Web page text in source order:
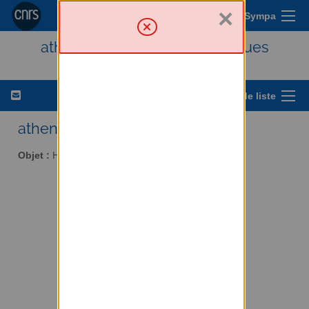
Menu Sympa
athena - Histoire des techniques
Options de liste
athena AT services.cnrs.fr
Objet : Histoire des techniques
×